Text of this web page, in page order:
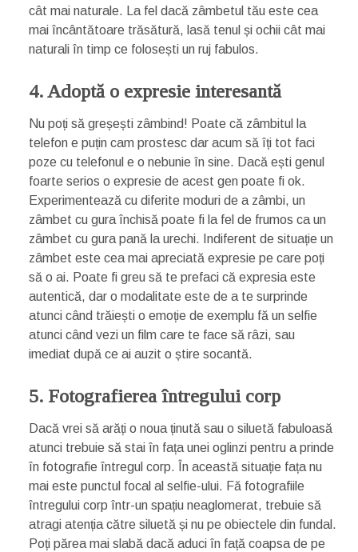
cât mai naturale. La fel dacă zâmbetul tău este cea
mai încântătoare trăsătură, lasă tenul și ochii cât mai
naturali în timp ce folosești un ruj fabulos.
4. Adoptă o expresie interesantă
Nu poți să greșești zâmbind! Poate că zâmbitul la
telefon e puțin cam prostesc dar acum să îți tot faci
poze cu telefonul e o nebunie în sine. Dacă ești genul
foarte serios o expresie de acest gen poate fi ok.
Experimentează cu diferite moduri de a zâmbi, un
zâmbet cu gura închisă poate fi la fel de frumos ca un
zâmbet cu gura pană la urechi. Indiferent de situație un
zâmbet este cea mai apreciată expresie pe care poți
să o ai. Poate fi greu să te prefaci că expresia este
autentică, dar o modalitate este de a te surprinde
atunci când trăiești o emoție de exemplu fă un selfie
atunci când vezi un film care te face să râzi, sau
imediat după ce ai auzit o știre socantă.
5. Fotografierea întregului corp
Dacă vrei să arăți o noua ținută sau o siluetă fabuloasă
atunci trebuie să stai în fața unei oglinzi pentru a prinde
în fotografie întregul corp. În această situație fața nu
mai este punctul focal al selfie-ului. Fă fotografiile
întregului corp într-un spațiu neaglomerat, trebuie să
atragi atenția către siluetă și nu pe obiectele din fundal.
Poți părea mai slabă dacă aduci în față coapsa de pe